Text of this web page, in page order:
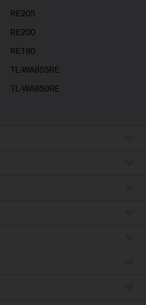
RE205
RE200
RE190
TL-WA855RE
TL-WA850RE